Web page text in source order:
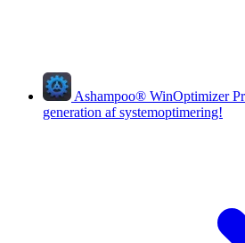
Ashampoo® WinOptimizer
generation af systemoptimering!